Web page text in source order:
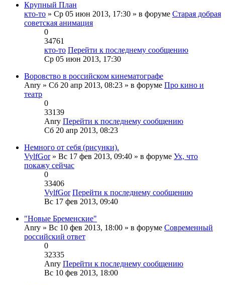
Крупный План
кто-то » Ср 05 июн 2013, 17:30 » в форуме Старая добрая
советская анимация
0
34761
кто-то Перейти к последнему сообщению
Ср 05 июн 2013, 17:30
Воровство в российском кинематографе
Anry » Сб 20 апр 2013, 08:23 » в форуме Про кино и
театр
0
33139
Anry Перейти к последнему сообщению
Сб 20 апр 2013, 08:23
Немного от себя (рисунки).
VylfGor» Вс 17 фев 2013, 09:40 » в форуме Ух, что
покажу сейчас
0
33406
VylfGor Перейти к последнему сообщению
Вс 17 фев 2013, 09:40
"Новые Бременские"
Anry » Вс 10 фев 2013, 18:00 » в форуме Современный
российский ответ
0
32335
Anry Перейти к последнему сообщению
Вс 10 фев 2013, 18:00